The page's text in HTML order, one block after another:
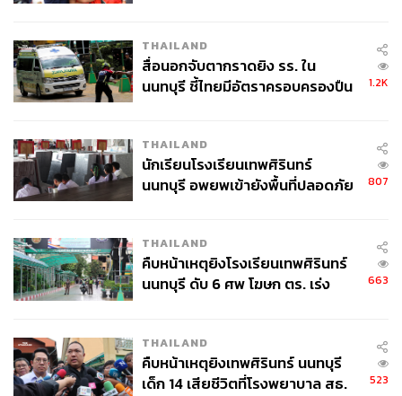
THAILAND
สื่อนอกจับตากราดยิง รร. ใน
นนทบุรี ชี้ไทยมีอัตราครอบครองปืน
1.2K
THAILAND
นักเรียนโรงเรียนเทพศิรินทร์
นนทบุรี อพยพเข้ายังพื้นที่ปลอดภัย
807
THAILAND
คืบหน้าเหตุยิงโรงเรียนเทพศิรินทร์
นนทบุรี ดับ 6 ศพ โฆษก ตร. เร่ง
663
THAILAND
คืบหน้าเหตุยิงเทพศิรินทร์ นนทบุรี
เด็ก 14 เสียชีวิตที่โรงพยาบาล สธ.
523